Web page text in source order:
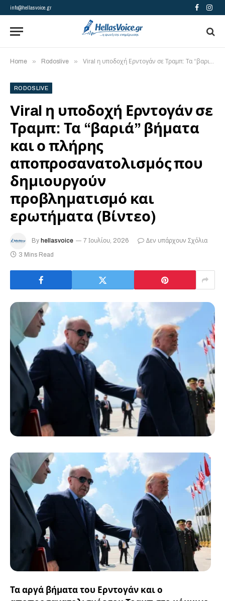
info@hellasvoice.gr Facebook
Home » Rodoslive » Viral η υποδοχή Ερντογάν σε Τραμπ: Τα “βαριά” βήματα και ο πλήρης αποπροσανατολισμός που δημιουργούν προβληματισμό και ερωτήματα (Βίντεο)
RODOSLIVE
Viral η υποδοχή Ερντογάν σε
Τραμπ: Τα “βαριά” βήματα
και ο πλήρης
αποπροσανατολισμός που
δημιουργούν
προβληματισμό και
ερωτήματα (Βίντεο)
By hellasvoice 7 Ιουλίου, 2026
Δεν υπάρχουν Σχόλια
3 Mins Read
Τα αργά βήματα του Ερντογάν και ο